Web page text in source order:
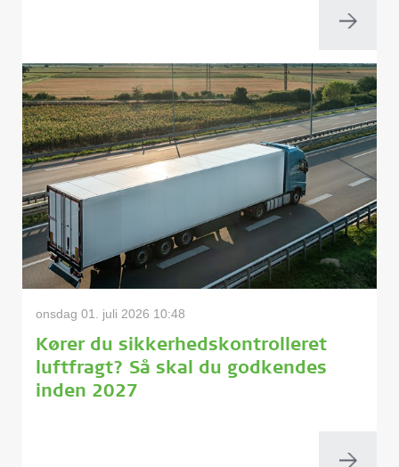
onsdag 01. juli 2026 10:48
Kører du sikkerhedskontrolleret
luftfragt? Så skal du godkendes
inden 2027